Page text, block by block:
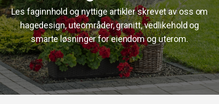
Les faginnhold og nyttige artikler skrevet av oss om
hagedesign, uteområder, granitt, vedlikehold og
smarte løsninger for eiendom og uterom.